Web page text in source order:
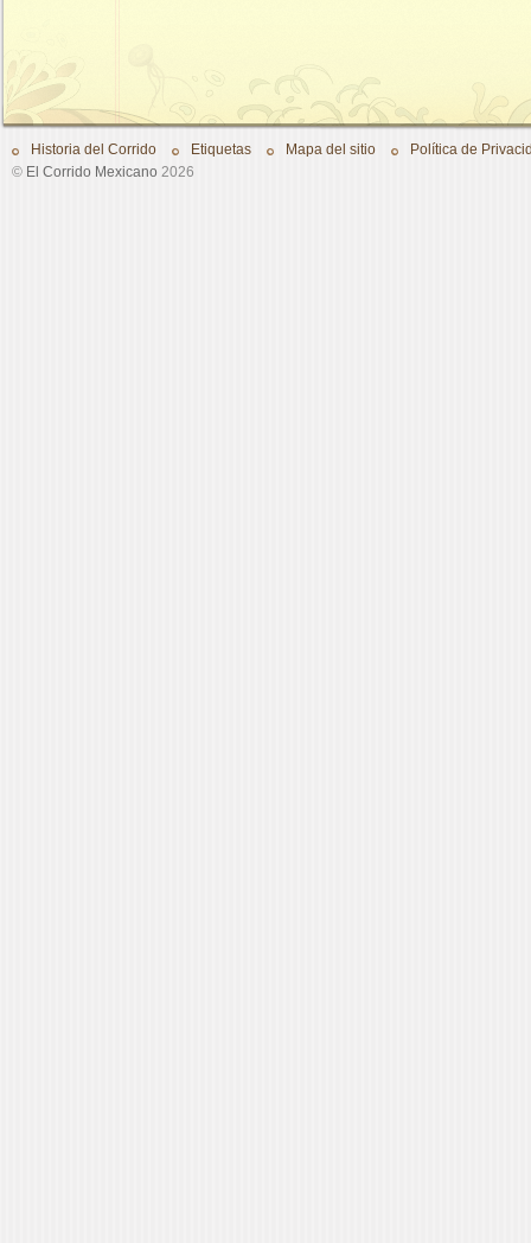
Historia del Corrido Etiquetas Mapa del sitio
Política de
© El Corrido Mexicano 2026